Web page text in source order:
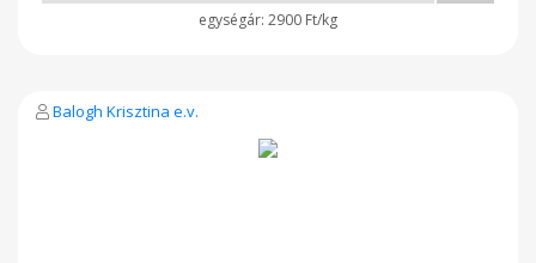
2900 Ft/kg
Balogh Krisztina e.v.